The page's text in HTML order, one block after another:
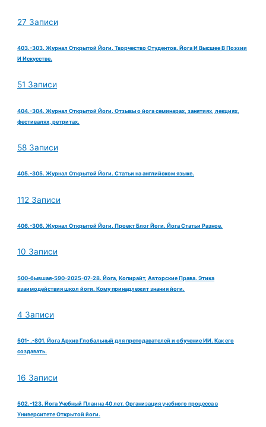
27 Записи
403.-303. Журнал Открытой Йоги. Творчество Студентов. Йога И Высшее В Поэзии
И Искусстве.
51 Записи
404.-304. Журнал Открытой Йоги. Отзывы о йога семинарах, занятиях, лекциях,
фестивалях, ретритах.
58 Записи
405.-305. Журнал Открытой Йоги. Статьи на английском языке.
112 Записи
406.-306. Журнал Открытой Йоги. Проект Блог Йоги. Йога Статьи Разное.
10 Записи
500-бывшая-590-2025-07-28. Йога, Копирайт, Авторские Права. Этика
взаимодействия школ йоги. Кому принадлежит знания йоги.
4 Записи
501- .-801. Йога Архив Глобальный для преподавателей и обучение ИИ. Как его
создавать.
16 Записи
502.-123. Йога Учебный План на 40 лет. Организация учебного процесса в
Университете Открытой йоги.